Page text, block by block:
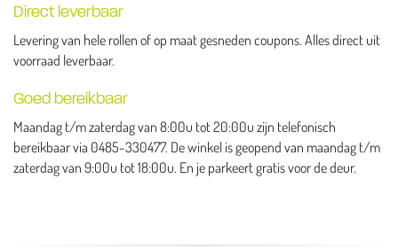
Direct leverbaar
Levering van hele rollen of op maat gesneden coupons. Alles direct uit
voorraad leverbaar.
Goed bereikbaar
Maandag t/m zaterdag van 8:00u tot 20:00u zijn telefonisch
bereikbaar via 0485-330477. De winkel is geopend van maandag t/m
zaterdag van 9:00u tot 18:00u. En je parkeert gratis voor de deur.